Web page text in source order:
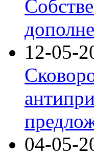
12-05-
04-05-